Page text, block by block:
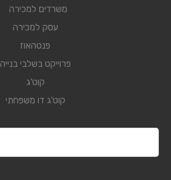
משרדים למכירה
עסק למכירה
פנטהאוז
פרוייקט בשלבי בנייה
קוט'ג
קוט'ג דו משפחתי